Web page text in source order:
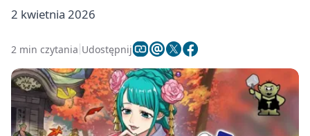
2 kwietnia 2026
2 min czytania Udostępnij